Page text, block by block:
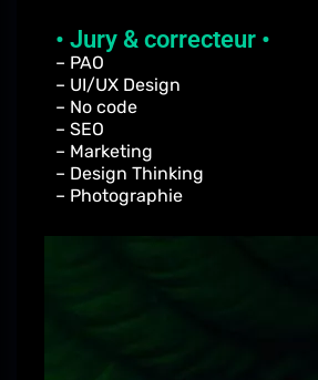
• Jury & correcteur •
– PAO
– UI/UX Design
– No code
– SEO
– Marketing
– Design Thinking
– Photographie